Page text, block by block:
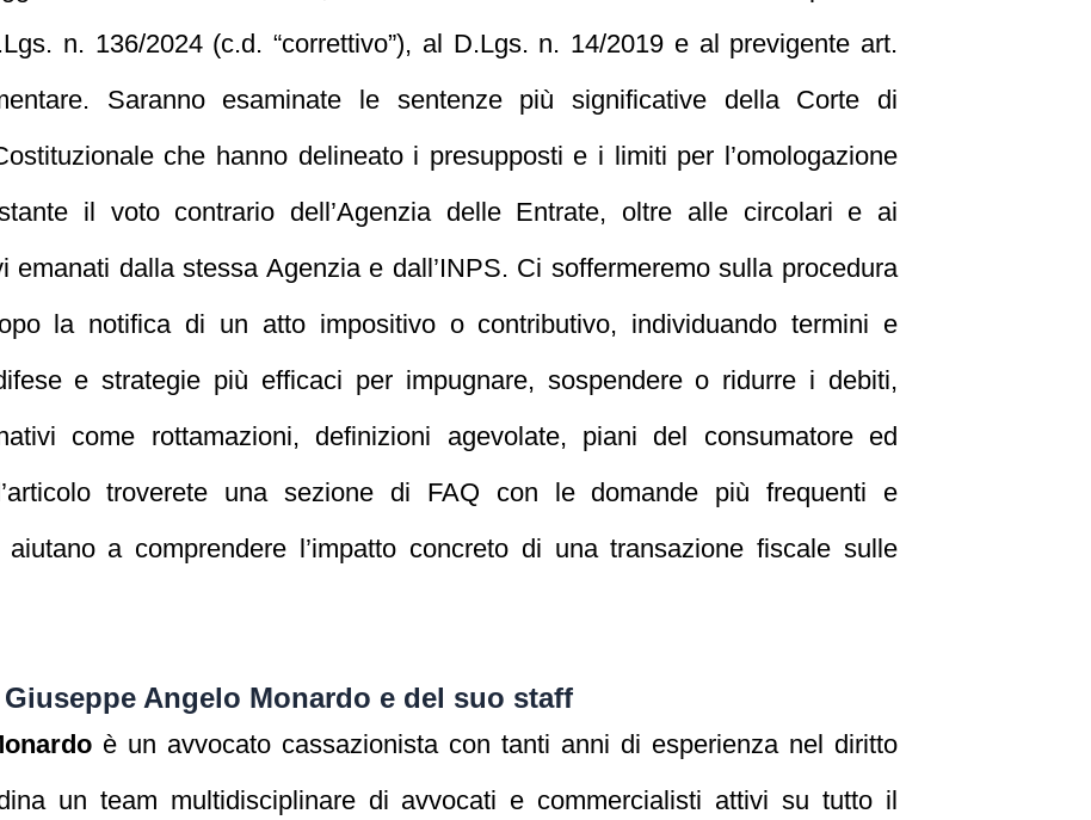
n. 136/2024 (c.d. “correttivo”), al D.Lgs. n. 14/2019 e al previgente art.
Saranno esaminate le sentenze più significative della Corte di
che hanno delineato i presupposti e i limiti per l’omologazione
il voto contrario dell’Agenzia delle Entrate, oltre alle circolari e ai
emanati dalla stessa Agenzia e dall’INPS. Ci soffermeremo sulla procedura
la notifica di un atto impositivo o contributivo, individuando termini e
e strategie più efficaci per impugnare, sospendere o ridurre i debiti,
come rottamazioni, definizioni agevolate, piani del consumatore ed
troverete una sezione di FAQ con le domande più frequenti e
a comprendere l’impatto concreto di una transazione fiscale sulle
Giuseppe Angelo Monardo e del suo staff
è un avvocato cassazionista con tanti anni di esperienza nel diritto
un team multidisciplinare di avvocati e commercialisti attivi su tutto il